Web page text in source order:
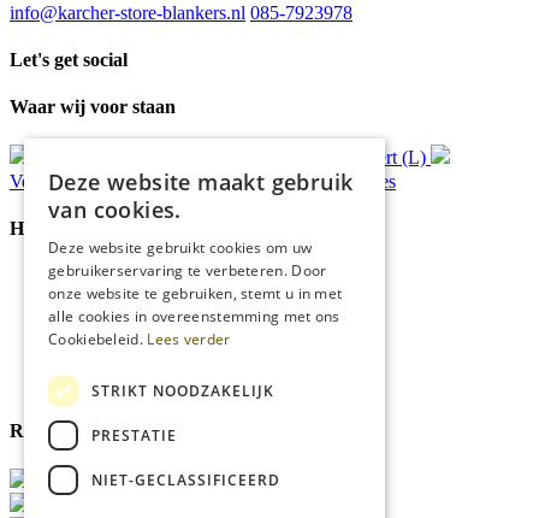
info@karcher-store-blankers.nl 085-7923978
Let's get social
Waar wij voor staan
Ophalen in Echt of Weert (L)
Verzondenbinnen 48 uur* Persoonlijk advies
Handige Links
Home
Klantenservice
Over ons
Blog
Cookies
Reviewmerk
Deze website maakt gebruik
van cookies.
Deze website gebruikt cookies om uw
gebruikerservaring te verbeteren. Door
onze website te gebruiken, stemt u in met
alle cookies in overeenstemming met ons
Cookiebeleid. Lees verder
STRIKT NOODZAKELIJK
PRESTATIE
NIET-GECLASSIFICEERD